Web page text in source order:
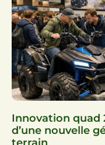
Innovation quad
d’une nouvelle